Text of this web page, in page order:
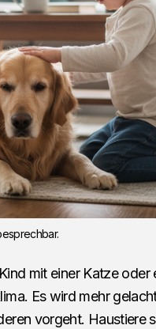
mit einer Katze oder
Es wird mehr
vorgeht. Haustiere